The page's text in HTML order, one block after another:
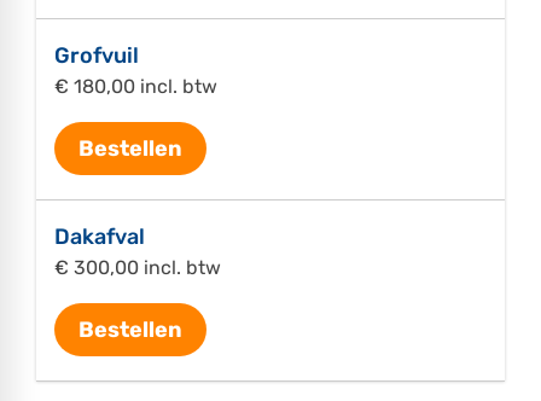
Grofvuil
€ 180,00 incl. btw
Bestellen
Dakafval
€ 300,00 incl. btw
Bestellen